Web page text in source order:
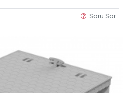
Soru Sor